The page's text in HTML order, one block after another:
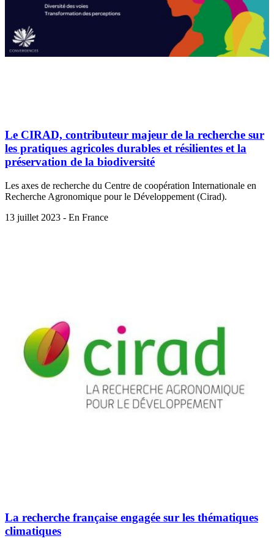
Le CIRAD, contributeur majeur de la recherche sur
les pratiques agricoles durables et résilientes et la
préservation de la biodiversité
Les axes de recherche du Centre de coopération Internationale en
Recherche Agronomique pour le Développement (Cirad).
13 juillet 2023 - En France
La recherche française engagée sur les thématiques
climatiques